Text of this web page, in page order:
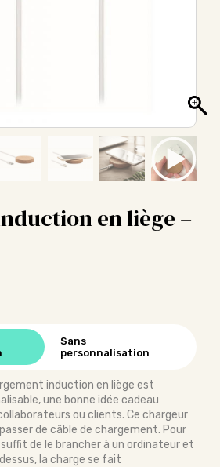
en liège –
Sans
personnalisation
induction en liège est
une bonne idée cadeau
ou clients. Ce chargeur
de câble de chargement. Pour
de le brancher à un ordinateur et
la charge se fait